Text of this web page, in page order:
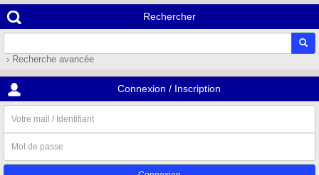
Rechercher
› Recherche avancée
Connexion / Inscription
mail
/
Identifiant
de
passe